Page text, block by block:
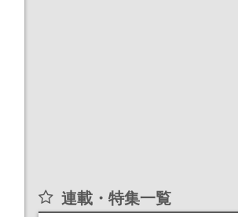
連載・特集一覧